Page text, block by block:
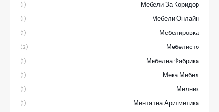
Мебели За Коридор
(1)
Мебели Онлайн
(1)
Мебелировка
(1)
Мебелисто
(2)
Мебелна Фабрика
(1)
Мека Мебел
(1)
Мелник
(1)
Ментална Аритметика
(1)